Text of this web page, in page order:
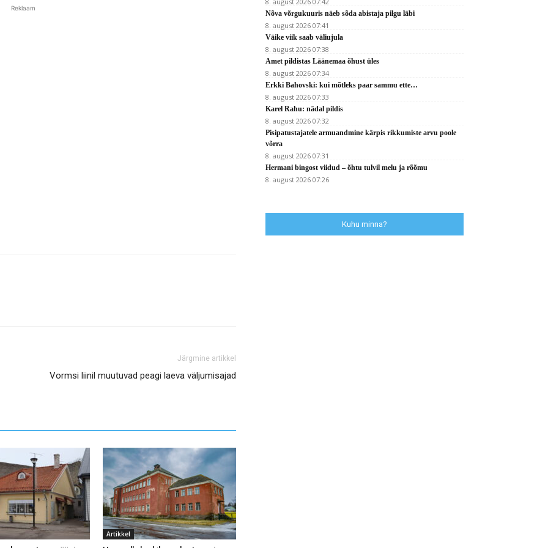
Reklaam
Järgmine artikkel
Vormsi liinil muutuvad peagi laeva väljumisajad
Artikkel
Nõva võrgukuuris näeb sõda abistaja pilgu läbi
8. august 2026 07:41
Väike viik saab väliujula
8. august 2026 07:38
Amet pildistas Läänemaa õhust üles
8. august 2026 07:34
Erkki Bahovski: kui mõtleks paar sammu ette…
8. august 2026 07:33
Karel Rahu: nädal pildis
8. august 2026 07:32
Pisipatustajatele armuandmine kärpis rikkumiste arvu poole
võrra
8. august 2026 07:31
Hermani bingost viidud – õhtu tulvil melu ja rõõmu
8. august 2026 07:26
Kuhu minna?